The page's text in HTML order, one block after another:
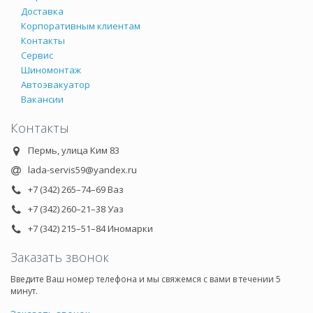
Доставка
Корпоративным клиентам
Контакты
Сервис
Шиномонтаж
Автоэвакуатор
Вакансии
Контакты
Пермь, улица Ким 83
lada-servis59@yandex.ru
+7 (342) 265–74–69 Ваз
+7 (342) 260–21–38 Уаз
+7 (342) 215–51–84 Иномарки
Заказать звонок
Введите Ваш номер телефона и мы свяжемся с вами в течении 5
минут.